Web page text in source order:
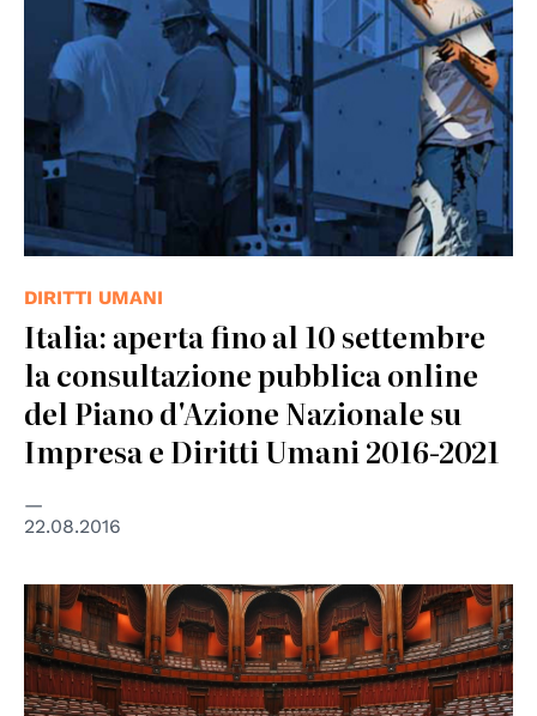
DIRITTI UMANI
Italia: aperta fino al 10 settembre
la consultazione pubblica online
del Piano d'Azione Nazionale su
Impresa e Diritti Umani 2016-2021
22.08.2016
© Parlamento Italiano